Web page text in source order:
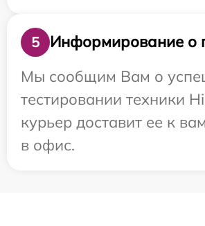
5
Информирование о
Мы сообщим Вам о
тестировании техники
курьер доставит ее к
в офис.